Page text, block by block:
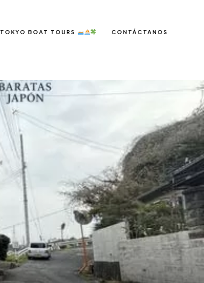
TOKYO BOAT TOURS CONTÁCTANOS